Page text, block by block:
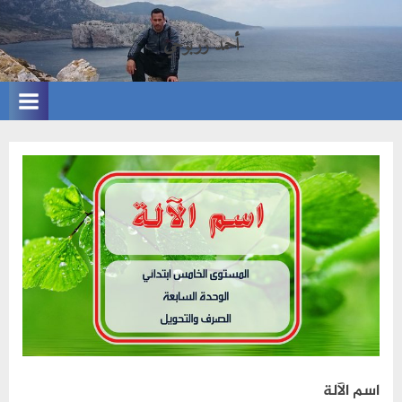
أحمد زربوحي
الموقع
الشخصي
للأستاذ
أحمد
زربوحي
اسم الآلة